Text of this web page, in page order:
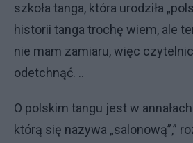
szkoła tanga, która urodziła
historii tanga trochę wiem, ale
nie mam zamiaru, więc
odetchnąć. ..
O polskim tangu jest w
którą się nazywa „salonową”,”